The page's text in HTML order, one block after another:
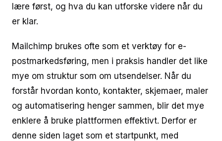
lære først, og hva du kan utforske videre når du
er klar.
Mailchimp brukes ofte som et verktøy for e-
postmarkedsføring, men i praksis handler det like
mye om struktur som om utsendelser. Når du
forstår hvordan konto, kontakter, skjemaer, maler
og automatisering henger sammen, blir det mye
enklere å bruke plattformen effektivt. Derfor er
denne siden laget som et startpunkt, med